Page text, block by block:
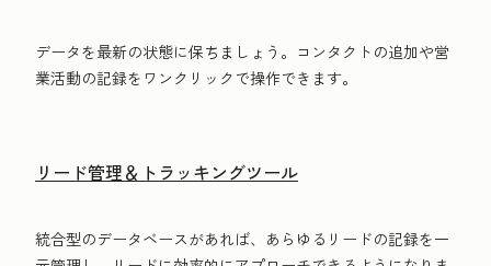
データを最新の状態に保ちましょう。コンタクトの追加や営
業活動の記録をワンクリックで操作できます。
リード管理＆トラッキングツール
統合型のデータベースがあれば、あらゆるリードの記録を一